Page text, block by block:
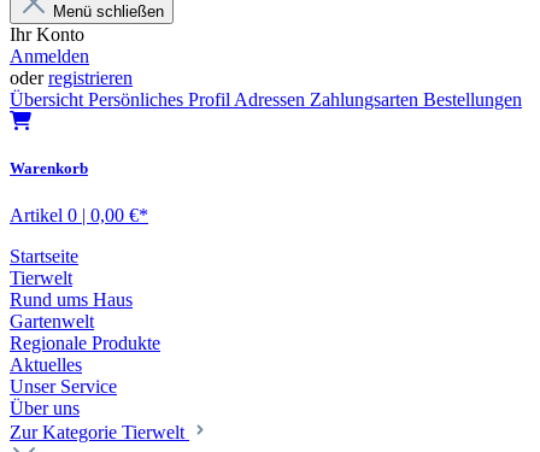
Menü schließen
Ihr Konto
Anmelden
oderregistrieren
Übersicht Persönliches Profil Adressen Zahlungsarten Bestellungen
Warenkorb
Artikel 0 | 0,00 €*
Startseite
Tierwelt
Rund ums Haus
Gartenwelt
Regionale Produkte
Aktuelles
Unser Service
Über uns
Zur Kategorie Tierwelt